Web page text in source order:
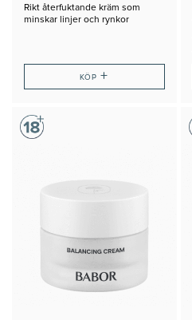
Rikt återfuktande kräm som
minskar linjer och rynkor
KÖP+